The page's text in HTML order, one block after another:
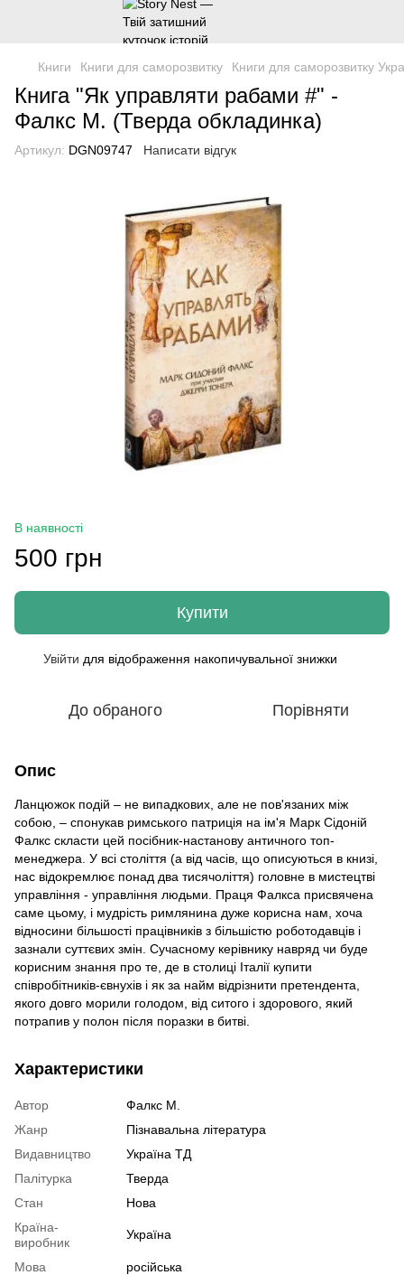
Книги Книги для саморозвитку Книги для саморозвитку
Книга "Як управляти рабами #" -
Фалкс М. (Тверда обкладинка)
Артикул: DGN09747 Написати відгук
В наявності
500 грн
Купити
Увійти для відображення накопичувальної знижки
До обраного Порівняти
Опис
Ланцюжок подій – не випадкових, але не пов'язаних між
собою, – спонукав римського патриція на ім'я Марк Сідоній
Фалкс скласти цей посібник-настанову античного топ-
менеджера. У всі століття (а від часів, що описуються в книзі,
нас відокремлює понад два тисячоліття) головне в мистецтві
управління - управління людьми. Праця Фалкса присвячена
саме цьому, і мудрість римлянина дуже корисна нам, хоча
відносини більшості працівників з більшістю роботодавців і
зазнали суттєвих змін. Сучасному керівнику навряд чи буде
корисним знання про те, де в столиці Італії купити
співробітників-євнухів і як за найм відрізнити претендента,
якого довго морили голодом, від ситого і здорового, який
потрапив у полон після поразки в битві.
Характеристики
Автор
Фалкс М.
Жанр
Пізнавальна література
Видавництво
Україна ТД
Палітурка
Тверда
Стан
Нова
Країна-
виробник
Україна
Мова російська